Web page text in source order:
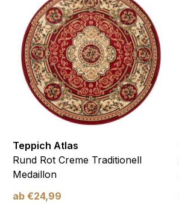
Teppich Atlas
Rund Rot Creme Traditionell
Medaillon
ab €24,99